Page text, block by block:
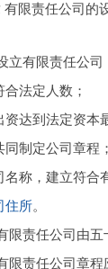
有限责任公司的
有限责任公司
法定人数；
达到法定资本
制定公司章程；
，建立符合
住所。
责任公司由五
责任公司章程